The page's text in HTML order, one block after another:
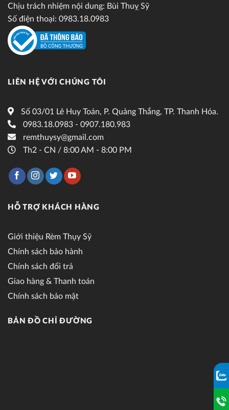
Chịu trách nhiệm nội dung: Bùi Thuỵ Sỹ
Số điện thoại: 0983.18.0983
LIÊN HỆ VỚI CHÚNG TÔI
Số 03/01 Lê Huy Toán, P. Quảng Thắng, TP. Thanh Hóa.
0983.18.0983 - 0907.180.983
remthuysy@gmail.com
Th2 - CN / 8:00 AM - 8:00 PM
HỖ TRỢ KHÁCH HÀNG
Giới thiệu Rèm Thụy Sỹ
Chính sách bảo hành
Chính sách đổi trả
Giao hàng & Thanh toán
Chính sách bảo mật
BẢN ĐỒ CHỈ ĐƯỜNG